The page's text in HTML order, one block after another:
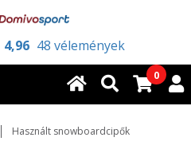
4,96 48 vélemények
0
Használt snowboardcipők